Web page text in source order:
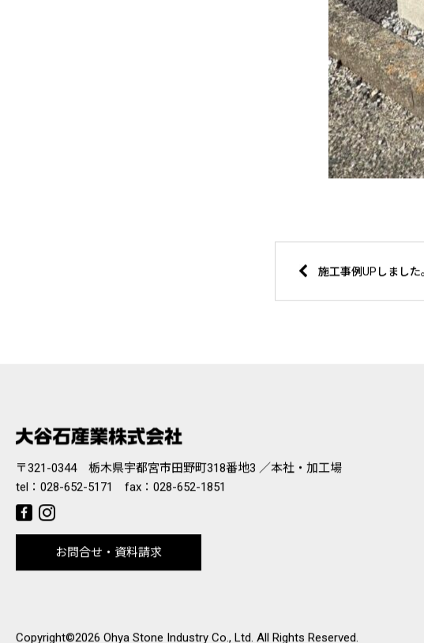
〒321-0344 栃木県宇都宮市田野町318番地3 ／本社・加工場
tel： 028-652-5171 fax：028-652-1851
お問合せ・資料請求